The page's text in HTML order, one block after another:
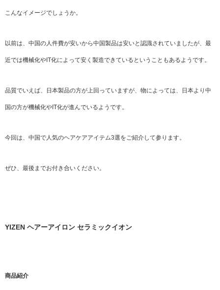
こんなイメージでしょうか。
以前は、中国の人件費が安いから中国製品は安いと認識されていましたが、最
近では機械化やIT化によって安く製造できているということもあるようです。
品質でいえば、日本製品の方が上回っていますが、物によっては、日本より中
国の方が機械化やIT化が進んでいるようです。
今回は、中国で人気のヘアケアアイテム3選をご紹介して参ります。
ぜひ、最後までお付き合いください。
YIZEN ヘアーアイロン セラミックイオン
商品紹介